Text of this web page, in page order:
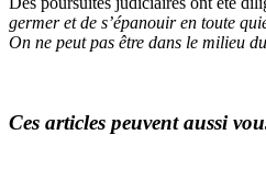
germer et de s’épanouir en toute
On ne peut pas être dans le milieu
Ces articles peuvent aussi